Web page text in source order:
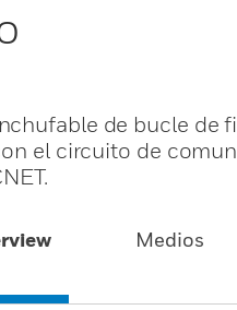
de bucle de
el circuito de
Medios